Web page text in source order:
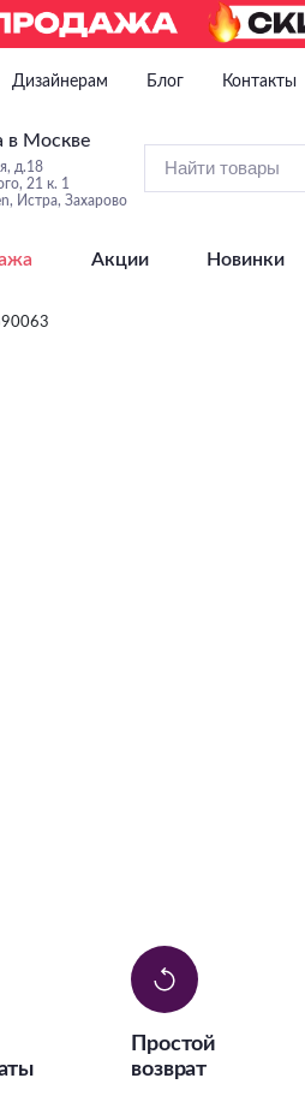
Дизайнерам Блог Контакты
в Москве
д.18
21 к. 1
Истра, Захарово
Акции Новинки
Простой
возврат